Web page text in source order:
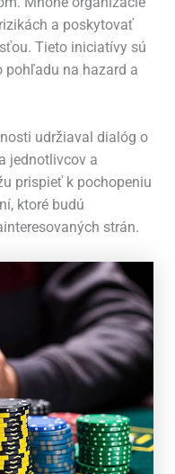
a poskytovať
Tieto iniciatívy sú
pohľadu na hazard a
udržiaval dialóg o
jednotlivcov a
prispieť k pochopeniu
ktoré budú
strán.